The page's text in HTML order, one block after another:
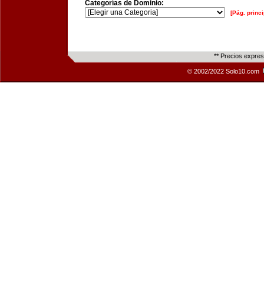
Categorías de Dominio:
[Pág.
** Precios
© 2002/2022 Solo10.com